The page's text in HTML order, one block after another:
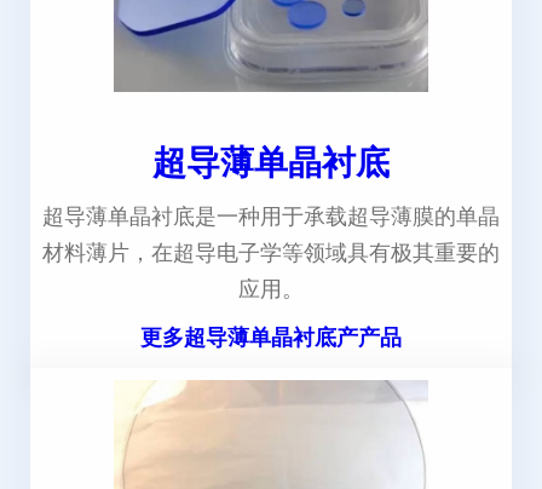
超导薄单晶衬底
超导薄单晶衬底是一种用于承载超导薄膜的单晶
材料薄片，在超导电子学等领域具有极其重要的
应用。
更多超导薄单晶衬底产产品